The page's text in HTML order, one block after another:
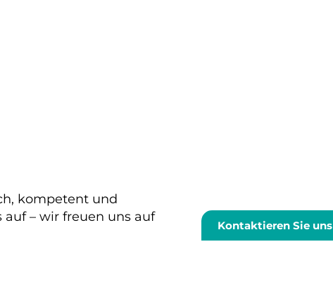
kompetent und
– wir freuen uns auf
Kontaktieren Sie uns